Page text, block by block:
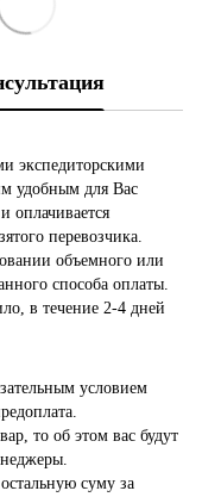
экспедиторскими
удобным для Вас
оплачивается
перевозчика.
объемного или
способа оплаты.
в течение 2-4 дней
условием
то об этом вас будут
суму за